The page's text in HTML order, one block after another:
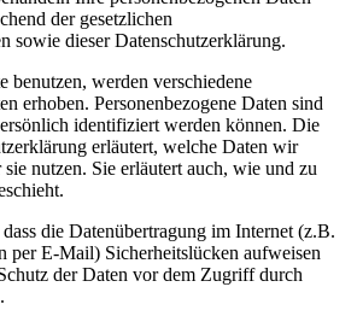
der gesetzlichen
sowie dieser Datenschutzerklärung.
benutzen, werden verschiedene
erhoben. Personenbezogene Daten sind
identifiziert werden können. Die
erläutert, welche Daten wir
nutzen. Sie erläutert auch, wie und zu
die Datenübertragung im Internet (z.B.
per E-Mail) Sicherheitslücken aufweisen
der Daten vor dem Zugriff durch